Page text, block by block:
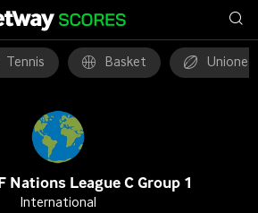
Tennis Basket Unione
Nations League C Group 1
International